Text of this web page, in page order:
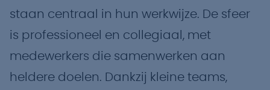
staan centraal in hun werkwijze. De sfeer
is professioneel en collegiaal, met
medewerkers die samenwerken aan
heldere doelen. Dankzij kleine teams,